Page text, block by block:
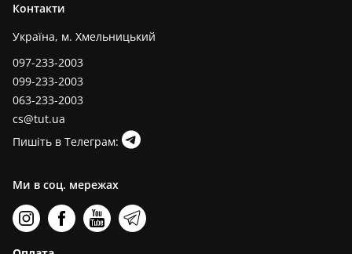
Контакти
Україна, м. Хмельницький
097-233-2003
099-233-2003
063-233-2003
cs@tut.ua
Пишіть в Телеграм:
Ми в соц. мережах